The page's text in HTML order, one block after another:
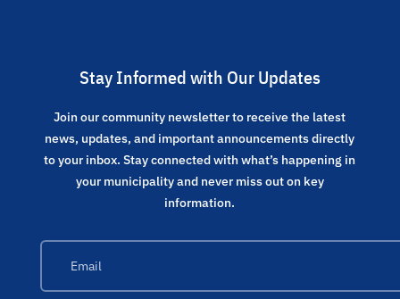
Stay Informed with Our Updates
Join our community newsletter to receive the latest
news, updates, and important announcements directly
to your inbox. Stay connected with what’s happening in
your municipality and never miss out on key
information.